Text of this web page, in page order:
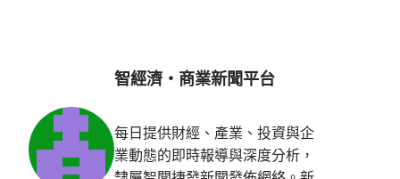
智經濟・商業新聞平台
每日提供財經、產業、投資與企
業動態的即時報導與深度分析，